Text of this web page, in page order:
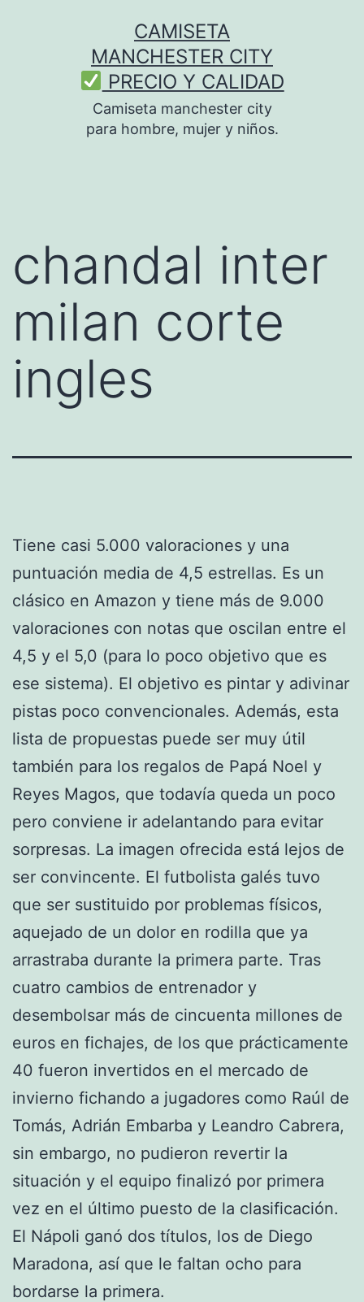
CAMISETA
MANCHESTER CITY
PRECIO Y CALIDAD
Camiseta manchester city
para hombre, mujer y niños.
chandal inter
milan corte
ingles
Tiene casi 5.000 valoraciones y una
puntuación media de 4,5 estrellas. Es un
clásico en Amazon y tiene más de 9.000
valoraciones con notas que oscilan entre el
4,5 y el 5,0 (para lo poco objetivo que es
ese sistema). El objetivo es pintar y adivinar
pistas poco convencionales. Además, esta
lista de propuestas puede ser muy útil
también para los regalos de Papá Noel y
Reyes Magos, que todavía queda un poco
pero conviene ir adelantando para evitar
sorpresas. La imagen ofrecida está lejos de
ser convincente. El futbolista galés tuvo
que ser sustituido por problemas físicos,
aquejado de un dolor en rodilla que ya
arrastraba durante la primera parte. Tras
cuatro cambios de entrenador y
desembolsar más de cincuenta millones de
euros en fichajes, de los que prácticamente
40 fueron invertidos en el mercado de
invierno fichando a jugadores como Raúl de
Tomás, Adrián Embarba y Leandro Cabrera,
sin embargo, no pudieron revertir la
situación y el equipo finalizó por primera
vez en el último puesto de la clasificación.
El Nápoli ganó dos títulos, los de Diego
Maradona, así que le faltan ocho para
bordarse la primera.